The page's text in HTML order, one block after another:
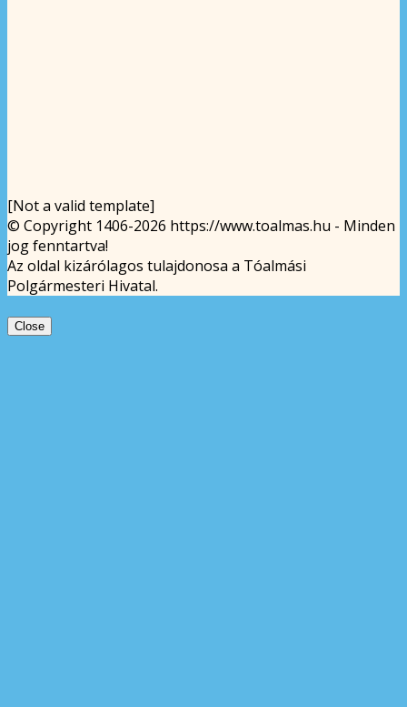
[Not a valid template]
© Copyright 1406-2026 https://www.toalmas.hu - Minden
jog fenntartva!
Az oldal kizárólagos tulajdonosa a Tóalmási
Polgármesteri Hivatal.
Close